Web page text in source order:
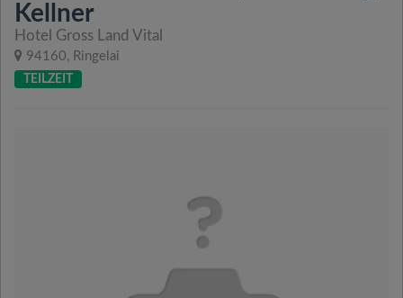
Kellner
Hotel Gross Land Vital
94160, Ringelai
TEILZEIT